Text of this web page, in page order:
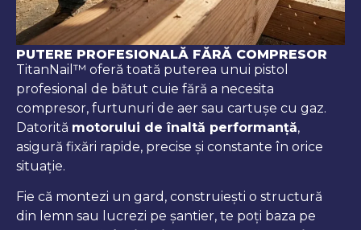
PUTERE PROFESIONALĂ FĂRĂ COMPRESOR
TitanNail™ oferă toată puterea unui pistol
profesional de bătut cuie fără a necesita
compresor, furtunuri de aer sau cartușe cu gaz.
Datorită motorului de înaltă performanță,
asigură fixări rapide, precise și constante în orice
situație.
Fie că montezi un gard, construiești o structură
din lemn sau lucrezi pe șantier, te poți baza pe